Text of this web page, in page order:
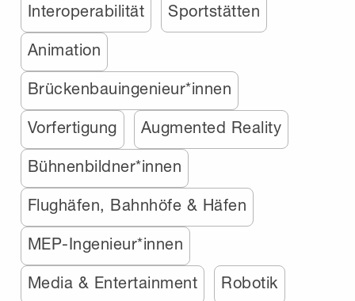
Interoperabilität Sportstätten
Animation
Brückenbauingenieur*innen
Vorfertigung Augmented Reality
Bühnenbildner*innen
Flughäfen, Bahnhöfe & Häfen
MEP-Ingenieur*innen
Media & Entertainment Robotik